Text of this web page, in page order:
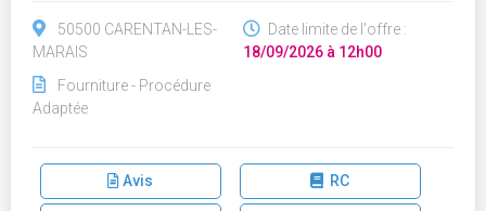
50500 CARENTAN-LES-
MARAIS
Fourniture - Procédure
Adaptée
Date limite de l'offre :
18/09/2026 à 12h00
Avis RC